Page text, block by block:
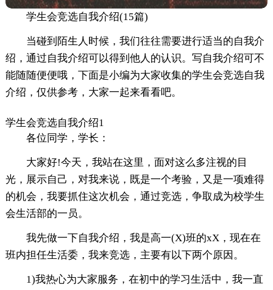
学生会竞选自我介绍(15篇)
当碰到陌生人时候，我们往往需要进行适当的自我介
绍，通过自我介绍可以得到他人的认识。写自我介绍可不
能随随便便哦，下面是小编为大家收集的学生会竞选自我
介绍，仅供参考，大家一起来看看吧。
学生会竞选自我介绍1
各位同学，学长：
大家好!今天，我站在这里，面对这么多注视的目
光，展示自己，对我来说，既是一个考验，又是一项难得
的机会，我要抓住这次机会，通过竞选，争取成为校学生
会生活部的一员。
我先做一下自我介绍，我是高一(X)班的xX，现在在
班内担任生活委，我来竞选，主要有以下两个原因。
1)我热心为大家服务，在初中的学习生活中，我一直